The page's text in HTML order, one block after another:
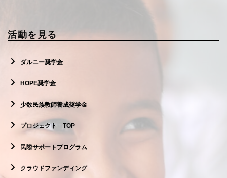
活動を見る
ダルニー奨学金
HOPE奨学金
少数民族教師養成奨学金
プロジェクト TOP
民際サポートプログラム
クラウドファンディング